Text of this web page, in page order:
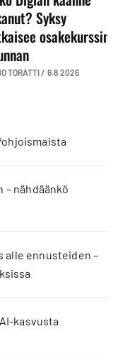
Syksy
osakekurssin
TORATTI / 6.8.2026
– nähdäänkö
alle ennusteiden –
kasvusta